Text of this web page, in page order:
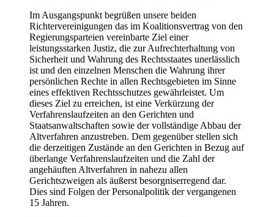
Im Ausgangspunkt begrüßen unsere beiden
Richtervereinigungen das im Koalitionsvertrag von den
Regierungsparteien vereinbarte Ziel einer
leistungsstarken Justiz, die zur Aufrechterhaltung von
Sicherheit und Wahrung des Rechtsstaates unerlässlich
ist und den einzelnen Menschen die Wahrung ihrer
persönlichen Rechte in allen Rechtsgebieten im Sinne
eines effektiven Rechtsschutzes gewährleistet. Um
dieses Ziel zu erreichen, ist eine Verkürzung der
Verfahrenslaufzeiten an den Gerichten und
Staatsanwaltschaften sowie der vollständige Abbau der
Altverfahren anzustreben. Dem gegenüber stellen sich
die derzeitigen Zustände an den Gerichten in Bezug auf
überlange Verfahrenslaufzeiten und die Zahl der
angehäuften Altverfahren in nahezu allen
Gerichtszweigen als äußerst besorgniserregend dar.
Dies sind Folgen der Personalpolitik der vergangenen
15 Jahren.